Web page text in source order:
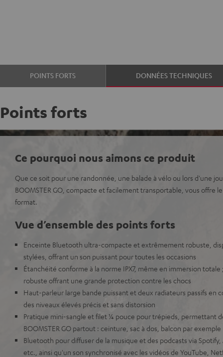
POINTS FORTS DONNÉES TECHNIQUES
Points forts
Ce pourquoi nous aimons ce produit
Que ce soit pour une randonnée, une balade à vélo ou lors d'une
BOOMSTER GO, compacte et facilement transportable, vous offre
format.
Vue d’ensemble des points forts
Enceinte Bluetooth ultra-compacte et extrêmement robuste,
stylées, offrant un son puissant pour toutes les occasions
Étanchéité conforme à la norme IPX7, même en immersion
robuste offrant une grande protection contre les chocs
Haut-parleur large bande puissant et deux radiateurs passifs en
des niveaux élevés précis et sans distorsion
Pratique mini-sangle et filet ¼ pouce pour trépieds, permettant
BOOMSTER GO partout : ceinture, sac à dos, balcon par exemple
Bluetooth pour diffuser de la musique et des podcasts via
etc., ainsi qu'un son synchronisé avec les vidéos de YouTube,